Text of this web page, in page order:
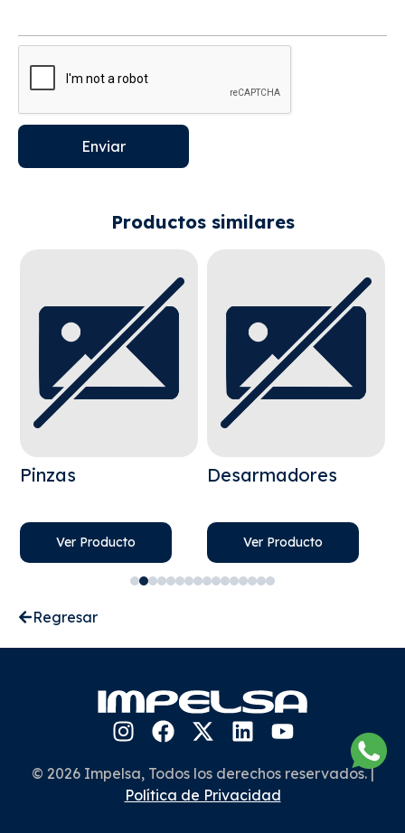
Enviar
Productos similares
Pinzas
Ver Producto
Desarmadores
Ver Producto
Regresar
© 2026 Impelsa, Todos los derechos reservados. |
Política de Privacidad